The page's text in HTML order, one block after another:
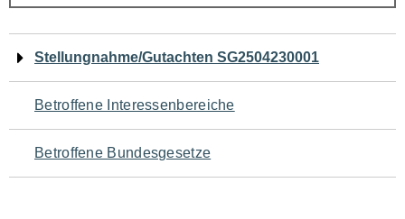
Navigation
für
den
Seiteninhalt
Stellungnahme/Gutachten SG2504230001
Betroffene Interessenbereiche
Betroffene Bundesgesetze